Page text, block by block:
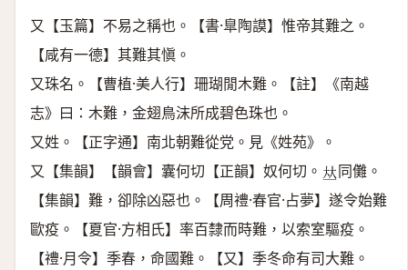
又【玉篇】不易之稱也。【書·臯陶謨】惟帝其難之。
【咸有一德】其難其愼。
又珠名。【曹植·美人行】珊瑚閒木難。【註】《南越
志》曰：木難，金翅鳥沫所成碧色珠也。
又姓。【正字通】南北朝難從党。見《姓苑》。
又【集韻】【韻會】囊何切【正韻】奴何切。 𠀤同儺。
【集韻】難，卻除凶惡也。【周禮·春官·占夢】遂令始難
歐疫。【夏官·方相氏】率百隸而時難，以索室驅疫。
【禮·月令】季春，命國難。【又】季冬命有司大難。